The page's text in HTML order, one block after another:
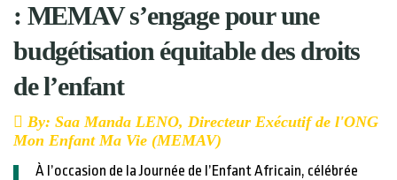
: MEMAV s’engage pour une
budgétisation équitable des droits
de l’enfant
By: Saa Manda LENO, Directeur Exécutif de l'ONG
Mon Enfant Ma Vie (MEMAV)
À l’occasion de la Journée de l’Enfant Africain, célébrée